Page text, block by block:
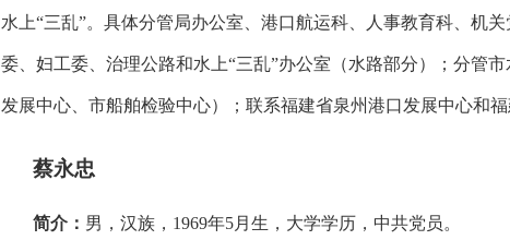
水上“三乱”。具体分管局办公室、港口航运科、人事教育科、机
委、妇工委、治理公路和水上“三乱”办公室（水路部分）；分管
发展中心、市船舶检验中心）；联系福建省泉州港口发展中心和福
蔡永忠
简介： 男，汉族，1969年5月生，大学学历，中共党员。